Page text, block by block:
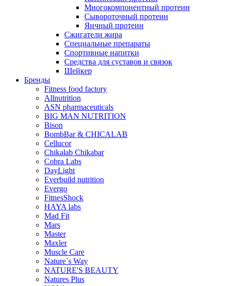
Многокомпонентный протеин
Сывороточный протеин
Яичный протеин
Сжигатели жира
Специальные препараты
Спортивные напитки
Средства для суставов и связок
Шейкер
Бренды
Fitness food factory
Allnutrition
ASN pharmaceuticals
BIG MAN NUTRITION
Bison
BombBar & CHICALAB
Cellucor
Chikalab Chikabar
Cobra Labs
DayLight
Everbuild nutrition
Evergo
FitnesShock
HAYA labs
Mad Fit
Mars
Master
Maxler
Muscle Care
Nature`s Way
NATURE'S BEAUTY
Natures Plus